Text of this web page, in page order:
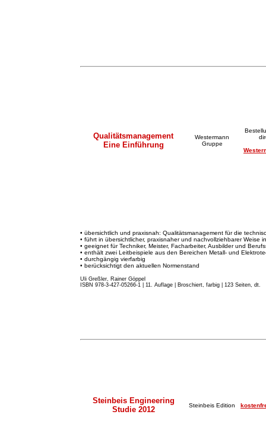
Qualitätsmanagement
Eine Einführung
Westermann
Gruppe
• übersichtlich und praxisnah: Qualitätsmanagement für die
• führt in übersichtlicher, praxisnaher und nachvollziehbarer Weise
• geeignet für Techniker, Meister, Facharbeiter, Ausbilder und
• enthält zwei Leitbeispiele aus den Bereichen Metall- und
• durchgängig vierfarbig
• berücksichtigt den aktuellen Normenstand
Uli Greßler, Rainer Göppel
ISBN 978-3-427-05266-1 | 11. Auflage
Broschiert, farbig | 123 Seiten, dt.
Steinbeis Engineering
Studie 2012
Steinbeis Edition